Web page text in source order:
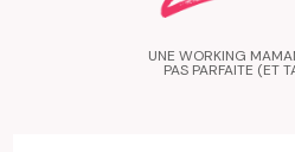
UNE WORKING
PAS PARFAITE (ET